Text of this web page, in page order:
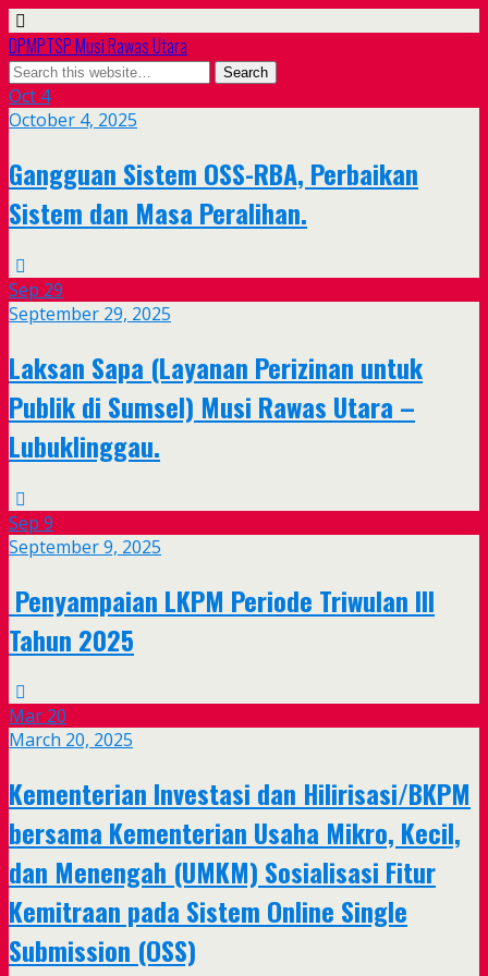
DPMPTSP Musi Rawas Utara
Oct 4
October 4, 2025
Gangguan Sistem OSS-RBA, Perbaikan
Sistem dan Masa Peralihan.
Sep 29
September 29, 2025
Laksan Sapa (Layanan Perizinan untuk
Publik di Sumsel) Musi Rawas Utara –
Lubuklinggau.
Sep 9
September 9, 2025
Penyampaian LKPM Periode Triwulan III
Tahun 2025
Mar 20
March 20, 2025
Kementerian Investasi dan Hilirisasi/BKPM
bersama Kementerian Usaha Mikro, Kecil,
dan Menengah (UMKM) Sosialisasi Fitur
Kemitraan pada Sistem Online Single
Submission (OSS)